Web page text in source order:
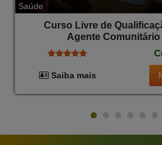
Saúde
Curso Livre de
Agente Comunitário
Saiba mais